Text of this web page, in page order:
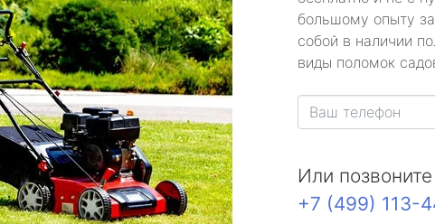
большому опыту
собой в наличии
виды поломок
Или
+7 (499) 113-